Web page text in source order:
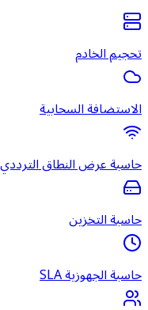
تحجيم الخادم
الاستضافة السحابية
حاسبة عرض النطاق الترددي
حاسبة التخزين
حاسبة الجهوزية SLA